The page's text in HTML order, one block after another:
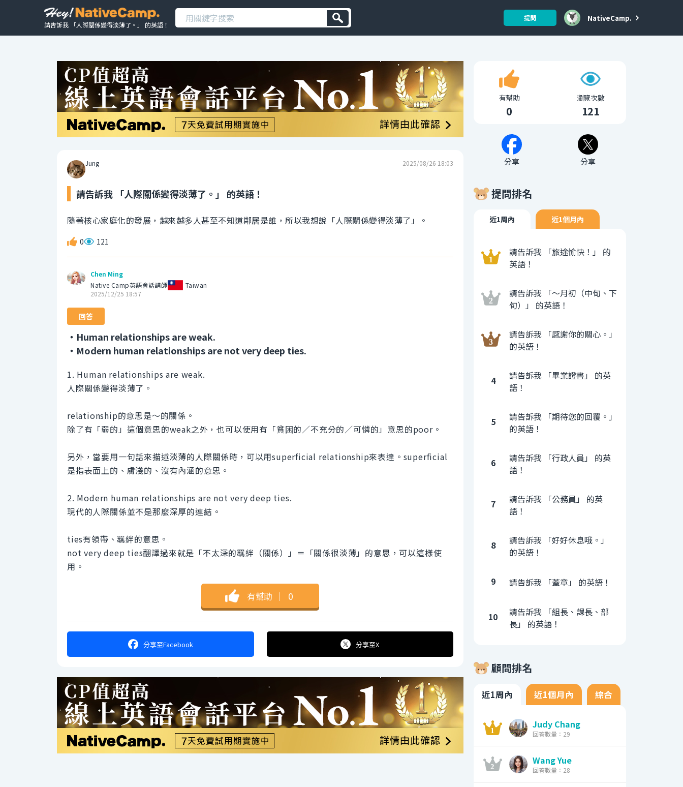
請告訴我 「人際關係變得淡薄了。」 的英語！
提問 NativeCamp.
Jung 2025/08/26 18:03
請告訴我 「人際關係變得淡薄了。」 的英語！
隨著核心家庭化的發展，越來越多人甚至不知道鄰居是誰，所以我想說「人際關係變得淡薄了」。
0 121
Chen Ming
Native Camp英語會話講師
Taiwan
2025/12/25 18:57
回答
・Human relationships are weak.
・Modern human relationships are not very deep ties.
1. Human relationships are weak.
人際關係變得淡薄了。
relationship的意思是～的關係。
除了有「弱的」這個意思的weak之外，也可以使用有「貧困的／不充分的／可憐的」意思的poor。
另外，當要用一句話來描述淡薄的人際關係時，可以用superficial relationship來表達。superficial
是指表面上的、膚淺的、沒有內涵的意思。
2. Modern human relationships are not very deep ties.
現代的人際關係並不是那麼深厚的連結。
ties有領帶、羈絆的意思。
not very deep ties翻譯過來就是「不太深的羈絆（關係）」＝「關係很淡薄」的意思，可以這樣使
用。
有幫助 ｜ 0
分享至Facebook 分享至X
有幫助
0
瀏覽次數
121
分享 分享
提問排名
近1周內 近1個月內
請告訴我 「旅途愉快！」 的
英語！
請告訴我 「〜月初（中旬、下
旬）」 的英語！
請告訴我 「感謝你的關心。」
的英語！
4
請告訴我 「畢業證書」 的英
語！
5
請告訴我 「期待您的回覆。」
的英語！
6
請告訴我 「行政人員」 的英
語！
7
請告訴我 「公務員」 的英
語！
8
請告訴我 「好好休息哦。」
的英語！
9 請告訴我 「蓋章」 的英語！
10
請告訴我 「組長、課長、部
長」 的英語！
顧問排名
近1周內 近1個月內 綜合
Judy Chang
回答數量：29
Wang Yue
回答數量：28